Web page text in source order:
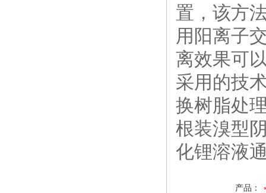
置，该方
用阳离子
离效果可
采用的技
换树脂处
根装溴型
化锂溶液
产品：